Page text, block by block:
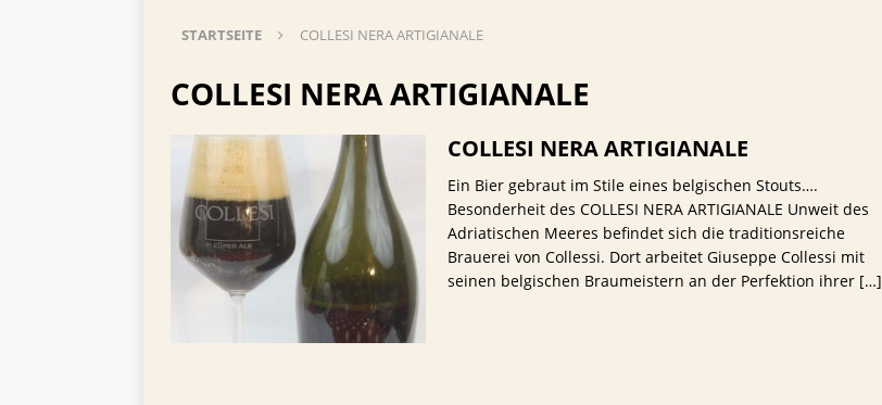
[ 14. November 2023 ] Kochen mit Bier: Unkonventionelle Rezepte für echte Feinschmecker
ALLGEMEIN
und Jahreszeiten
ALLGEMEIN
[ 26. September 2023 ] Welche Biersorten werden in deutschen Stadien ausgeschenkt?
TIPPS FÜR BIERTRINKER
[ 29. Mai 2025 ]
Blondes aus Schwaney BIERTESTS
STARTSEITE COLLESI NERA ARTIGIANALE
COLLESI NERA ARTIGIANALE
COLLESI NERA ARTIGIANALE
Ein Bier gebraut im Stile eines belgischen Stouts….
Besonderheit des COLLESI NERA ARTIGIANALE Unweit des
Adriatischen Meeres befindet sich die traditionsreiche
Brauerei von Collessi. Dort arbeitet Giuseppe Collessi mit
seinen belgischen Braumeistern an der Perfektion ihrer […]